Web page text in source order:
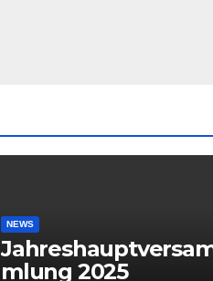
NEWS
mlung 2025